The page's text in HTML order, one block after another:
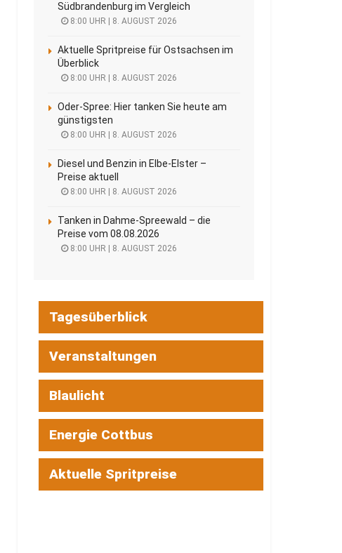
Südbrandenburg im Vergleich
8:00 UHR | 8. AUGUST 2026
Aktuelle Spritpreise für Ostsachsen im
Überblick
8:00 UHR | 8. AUGUST 2026
Oder-Spree: Hier tanken Sie heute am
günstigsten
8:00 UHR | 8. AUGUST 2026
Diesel und Benzin in Elbe-Elster –
Preise aktuell
8:00 UHR | 8. AUGUST 2026
Tanken in Dahme-Spreewald – die
Preise vom 08.08.2026
8:00 UHR | 8. AUGUST 2026
Tagesüberblick
Veranstaltungen
Blaulicht
Energie Cottbus
Aktuelle Spritpreise